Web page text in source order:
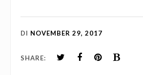
DI NOVEMBER 29, 2017
SHARE: